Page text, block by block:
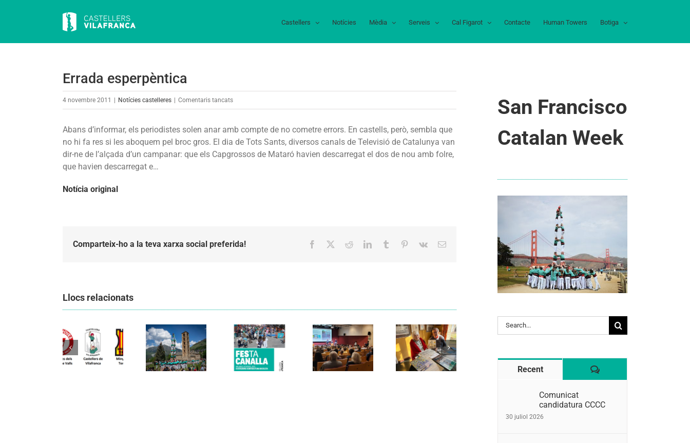
Castellers Notícies Mèdia Serveis Cal Figarot Contacte Human Towers Botiga
Errada esperpèntica
4 novembre 2011 Notícies castelleres Comentaris tancatsa
Abans d’informar, els periodistes solen anar amb compte de no cometre errors. En castells, però, sembla que
no hi fa res si les aboquem pel broc gros. El dia de Tots Sants, diversos canals de Televisió de Catalunya van
dir-ne de l’alçada d’un campanar: que els Capgrossos de Mataró havien descarregat el dos de nou amb folre,
que havien descarregat e…
Notícia original
Comparteix-ho a la teva xarxa social preferida! Facebook RedditLinkedInTumblr Pinterest
Vk Email:
Llocs relacionats
Els
Vilafranca
unieixen
tradició i
patrimoni
en un
Castellers
Vilafranca
organitzen
la segona
edició de
Festa
Canalla, un
Cal Figarot
lidera el
primer
d’energia
comunitària
Els Verds
presenten el
llibre
“Petita
història
dels
San Francisco
Catalan Week
Search
for:
Recent Comentaris
Comunicat
candidatura CCCC
30 juliol 2026